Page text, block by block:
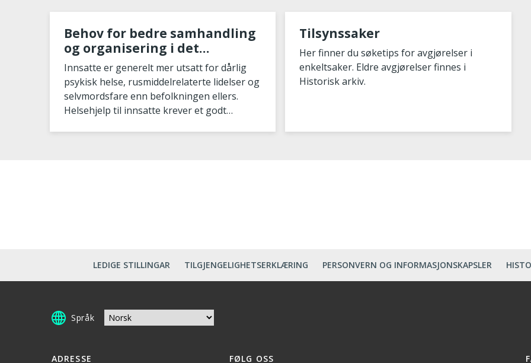
Behov for bedre samhandling
og organisering i det
selvmordsforebyggende
arbeidet i fengsler
Innsatte er generelt mer utsatt for dårlig
psykisk helse, rusmiddelrelaterte lidelser og
selvmordsfare enn befolkningen ellers.
Helsehjelp til innsatte krever et godt
Tilsynssaker
Her finner du søketips for avgjørelser i
enkeltsaker. Eldre avgjørelser finnes i
Historisk arkiv.
LEDIGE STILLINGAR TILGJENGELIGHETSERKLÆRING PERSONVERN OG INFORMASJONSKAPSLER
Språk
ADRESSE FØLG OSS